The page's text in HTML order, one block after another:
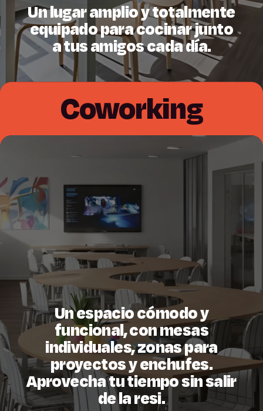
Un lugar amplio y totalmente
equipado para cocinar junto
a tus amigos cada día.
Coworking
Un espacio cómodo y
funcional, con mesas
individuales, zonas para
proyectos y enchufes.
Aprovecha tu tiempo sin salir
de la resi.